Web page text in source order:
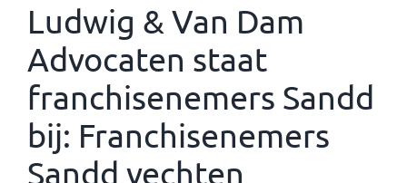
Ludwig & Van Dam
Advocaten staat
franchisenemers Sandd
bij: Franchisenemers
Sandd vechten